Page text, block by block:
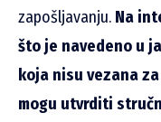
zapošljavanju. Na
što je navedeno u
koja nisu vezana
mogu utvrditi